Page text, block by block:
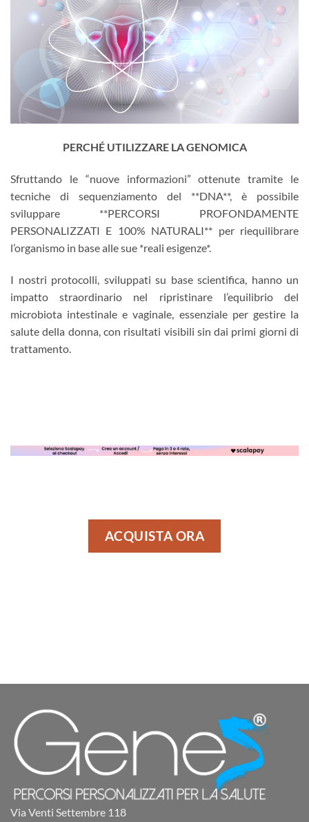
PERCHÉ UTILIZZARE LA GENOMICA
Sfruttando le “nuove informazioni” ottenute tramite le
tecniche di sequenziamento del **DNA**, è possibile
sviluppare **PERCORSI PROFONDAMENTE
PERSONALIZZATI E 100% NATURALI** per riequilibrare
l’organismo in base alle sue *reali esigenze*.
I nostri protocolli, sviluppati su base scientifica, hanno un
impatto straordinario nel ripristinare l’equilibrio del
microbiota intestinale e vaginale, essenziale per gestire la
salute della donna, con risultati visibili sin dai primi giorni di
trattamento.
ACQUISTA ORA
Via Venti Settembre 118